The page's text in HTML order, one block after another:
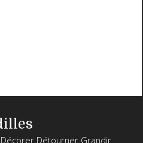
Décorer Détourner Grandir